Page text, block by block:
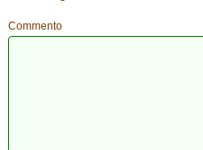
Commento